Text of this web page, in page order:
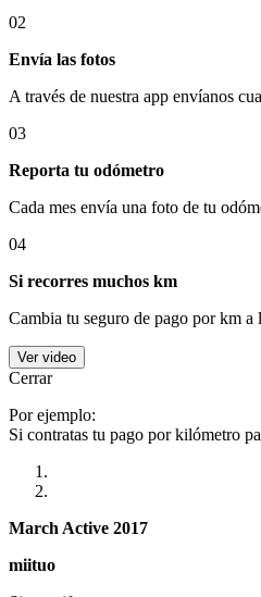
02
Envía las fotos
A través de nuestra app envíanos
03
Reporta tu odómetro
Cada mes envía una foto de tu
04
Si recorres muchos km
Cambia tu seguro de pago por km a
Ver video
Cerrar
Por ejemplo:
Si contratas tu pago por kilómetro
March Active 2017
miituo